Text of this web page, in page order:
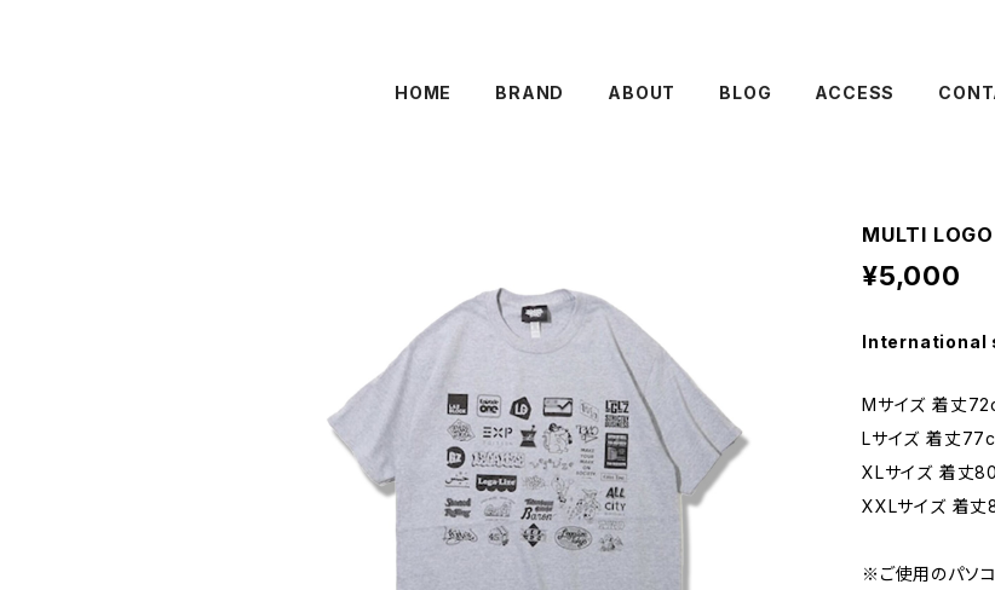
HOME BRAND ABOUT BLOG ACCESS
MULTI
¥5,000
International
Mサイズ 着丈
Lサイズ 着丈
XLサイズ 着丈
XXLサイズ 着
※ご使用のパソコ